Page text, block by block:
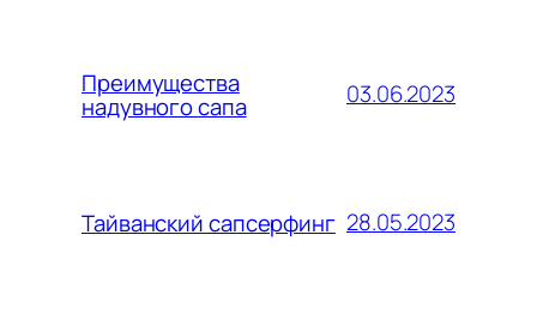
Преимущества
надувного сапа 03.06.2023
Тайванский сапсерфинг 28.05.2023